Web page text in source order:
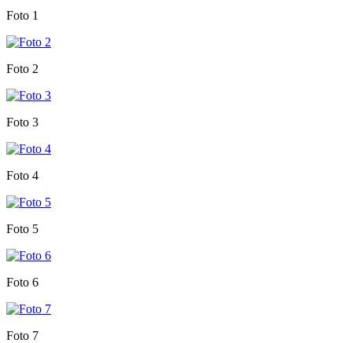
Foto 1
Foto 2
Foto 3
Foto 4
Foto 5
Foto 6
Foto 7